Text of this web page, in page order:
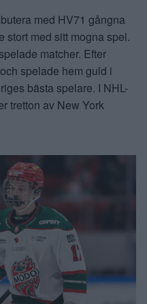
med HV71 gångna
stort med sitt mogna spel.
matcher. Efter
spelade hem guld i
bästa spelare. I NHL-
tretton av New York